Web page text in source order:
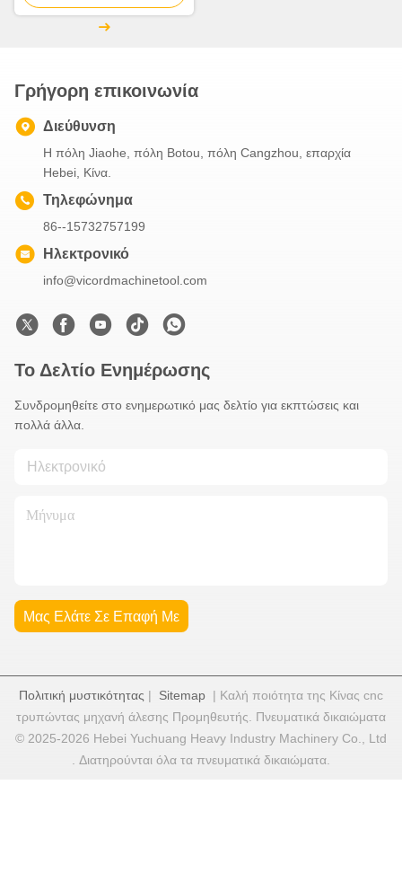
Γρήγορη επικοινωνία
Διεύθυνση
Η πόλη Jiaohe, πόλη Botou, πόλη Cangzhou, επαρχία
Hebei, Κίνα.
Τηλεφώνημα
86--15732757199
Ηλεκτρονικό
info@vicordmachinetool.com
Το Δελτίο Ενημέρωσης
Συνδρομηθείτε στο ενημερωτικό μας δελτίο για εκπτώσεις και
πολλά άλλα.
Μας Ελάτε Σε Επαφή Με
Πολιτική μυστικότητας | Sitemap | Καλή ποιότητα της Κίνας cnc
τρυπώντας μηχανή άλεσης Προμηθευτής. Πνευματικά δικαιώματα
© 2025-2026 Hebei Yuchuang Heavy Industry Machinery Co., Ltd
. Διατηρούνται όλα τα πνευματικά δικαιώματα.